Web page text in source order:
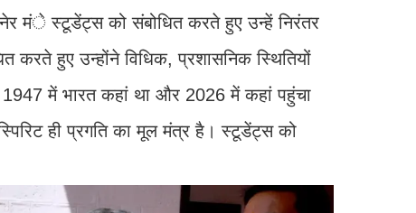
मंे स्टूडेंट्स को संबोधित करते हुए उन्हें निरंतर
करते हुए उन्होंने विधिक, प्रशासनिक स्थितियों
में भारत कहां था और 2026 में कहां पहुंचा
ही प्रगति का मूल मंत्र है। स्टूडेंट्स को